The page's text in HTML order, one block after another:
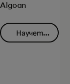
Algoan
Научете